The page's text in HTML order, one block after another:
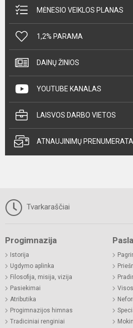
MĖNESIO VEIKLOS PLANAS
1,2% PARAMA
DAINŲ ŽINIOS
YOUTUBE KANALAS
LAISVOS DARBO VIETOS
ATNAUJINIMŲ PRENUMERATA
Tvarkaraščiai
Progimnazija
Istorija
Ugdymo aplinka
Filosofija, misija, vizija
Pasiekimai
Atributika
Progimnazijos himnas
Tradiciniai renginiai